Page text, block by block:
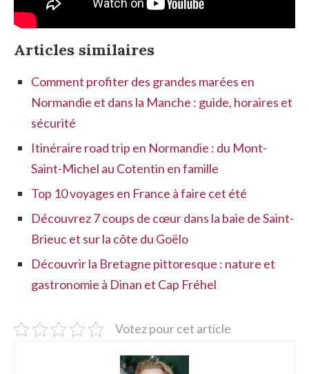
Articles similaires
Comment profiter des grandes marées en
Normandie et dans la Manche : guide, horaires et
sécurité
Itinéraire road trip en Normandie : du Mont-
Saint-Michel au Cotentin en famille
Top 10 voyages en France à faire cet été
Découvrez 7 coups de cœur dans la baie de Saint-
Brieuc et sur la côte du Goëlo
Découvrir la Bretagne pittoresque : nature et
gastronomie à Dinan et Cap Fréhel
Votez pour cet article